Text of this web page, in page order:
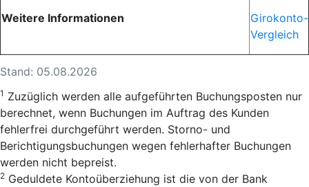
Stand: 05.08.2026
Weitere Informationen
Girokonto-
Vergleich
1 Zuzüglich werden alle aufgeführten Buchungsposten nur
berechnet, wenn Buchungen im Auftrag des Kunden
fehlerfrei durchgeführt werden. Storno- und
Berichtigungsbuchungen wegen fehlerhafter Buchungen
werden nicht bepreist.
2 Geduldete Kontoüberziehung ist die von der Bank